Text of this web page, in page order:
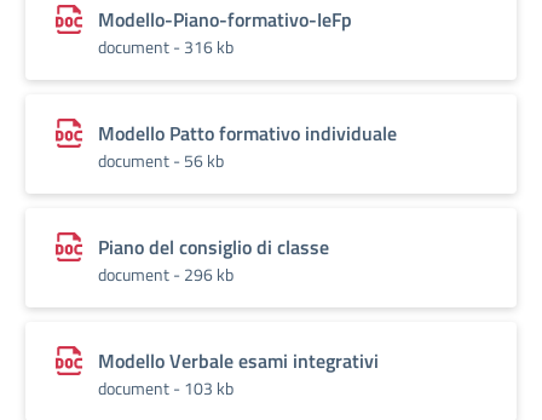
Modello-Piano-formativo-IeFp
document - 316 kb
Modello Patto formativo individuale
document - 56 kb
Piano del consiglio di classe
document - 296 kb
Modello Verbale esami integrativi
document - 103 kb